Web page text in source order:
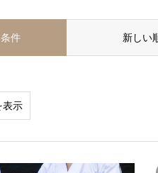
件 新しい
表示